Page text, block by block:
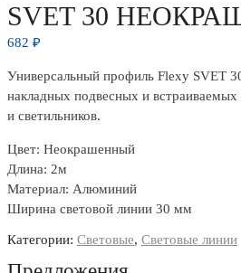
SVET 30
682 ₽
Универсальный профиль Flexy SVET
накладных подвесных и встраиваемых
и светильников.
Цвет: Неокрашенный
Длина: 2м
Материал: Алюминий
Ширина световой линии 30 мм
Категории: Световые, Световые линии